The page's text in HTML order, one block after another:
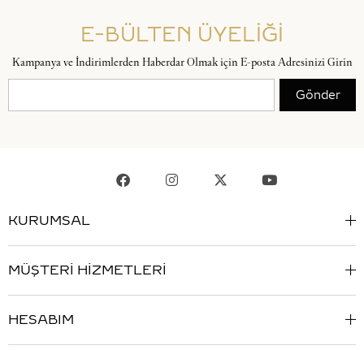
E-BÜLTEN ÜYELİĞİ
Kampanya ve İndirimlerden Haberdar Olmak için E-posta Adresinizi Girin
Gönder
KURUMSAL
MÜŞTERİ HİZMETLERİ
HESABIM